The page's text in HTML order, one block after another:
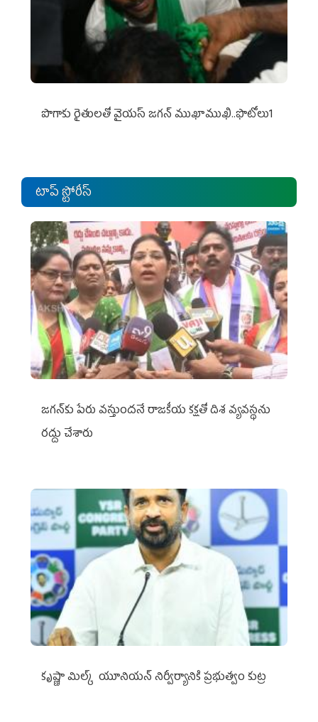
పొగాకు రైతుల‌తో వైయ‌స్ జ‌గ‌న్ ముఖాముఖి..ఫొటోలు1
టాప్ స్టోరీస్
జగన్‌కు పేరు వస్తుందనే రాజకీయ కక్షతో దిశ వ్య‌వ‌స్థ‌ను
రద్దు చేశారు
కృష్ణా మిల్క్‌ యూనియన్‌ నిర్వీర్యానికి ప్రభుత్వం కుట్ర